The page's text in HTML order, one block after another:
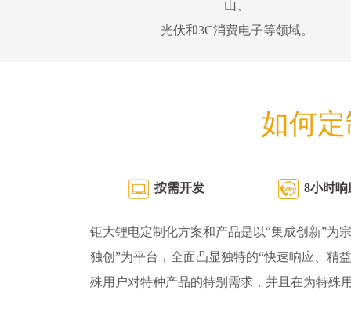
山、
光伏和3C消费电子等领域。
如何
按需开发 8小时响
钜大锂电定制化方案和产品是以“集成创新”为
独创”为平台，全面凸显独特的“快速响应、精
殊用户对特种产品的特别需求，并且在为特殊